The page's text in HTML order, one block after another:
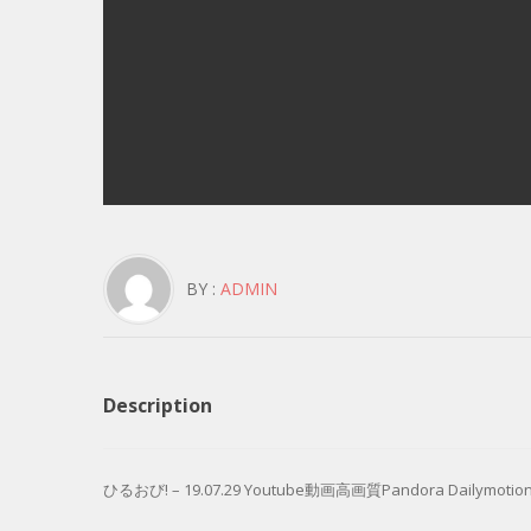
BY : ADMIN
Description
ひるおび! – 19.07.29 Youtube動画高画質Pandora